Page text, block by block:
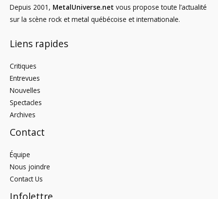
Depuis 2001, MetalUniverse.net vous propose toute l’actualité
sur la scène rock et metal québécoise et internationale.
Liens rapides
Critiques
Entrevues
Nouvelles
Spectacles
Archives
Contact
Équipe
Nous joindre
Contact Us
Infolettre